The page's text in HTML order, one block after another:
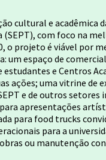
cultural e acadêmica
com foco na
o projeto é viável por
um espaço de
e Centros
ações; uma vitrine de
e de outros setores
apresentações
para food trucks
para a
ou manutenção